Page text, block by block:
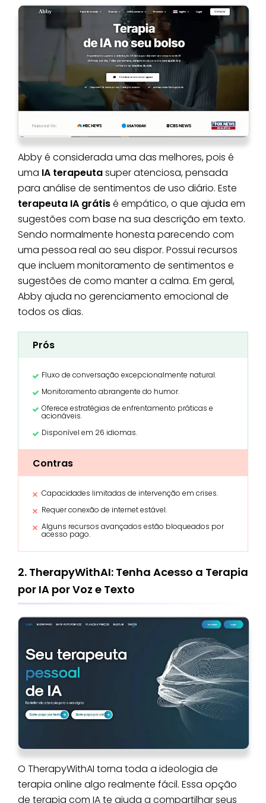
Abby é considerada uma das melhores, pois é
uma IA terapeutasuper atenciosa, pensada
para análise de sentimentos de uso diário. Este
terapeuta IA grátisé empático, o que ajuda em
sugestões com base na sua descrição em texto.
Sendo normalmente honesta parecendo com
uma pessoa real ao seu dispor. Possui recursos
que incluem monitoramento de sentimentos e
sugestões de como manter a calma. Em geral,
Abby ajuda no gerenciamento emocional de
todos os dias.
Prós
Fluxo de conversação excepcionalmente natural.
Monitoramento abrangente do humor.
Oferece estratégias de enfrentamento práticas e
acionáveis.
Disponível em 26 idiomas.
Contras
Capacidades limitadas de intervenção em crises.
Requer conexão de internet estável.
Alguns recursos avançados estão bloqueados por
acesso pago.
2. TherapyWithAI: Tenha Acesso a Terapia
por IA por Voz e Texto
O TherapyWithAI torna toda a ideologia de
terapia online algo realmente fácil. Essa opção
de terapia com IA te ajuda a compartilhar seus